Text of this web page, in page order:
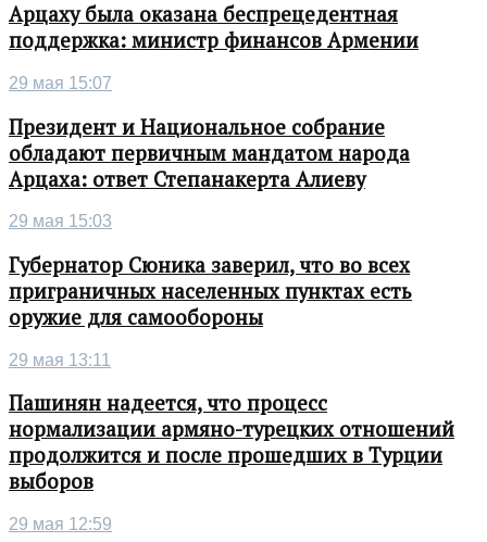
Арцаху была оказана беспрецедентная
поддержка: министр финансов Армении
29 мая 15:07
Президент и Национальное собрание
обладают первичным мандатом народа
Арцаха: ответ Степанакерта Алиеву
29 мая 15:03
Губернатор Сюника заверил, что во всех
приграничных населенных пунктах есть
оружие для самообороны
29 мая 13:11
Пашинян надеется, что процесс
нормализации армяно-турецких отношений
продолжится и после прошедших в Турции
выборов
29 мая 12:59